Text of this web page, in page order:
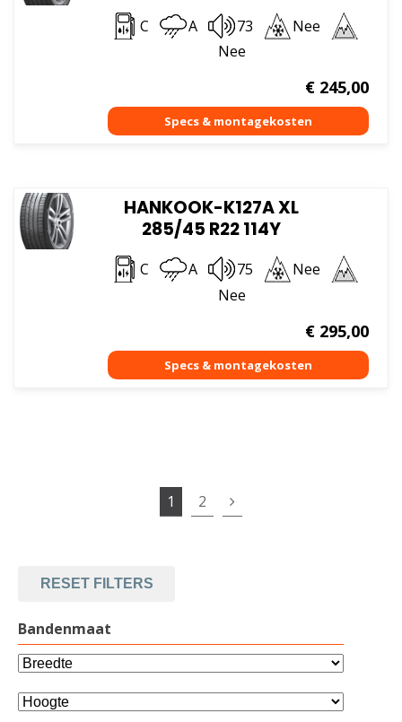
C A 73
Nee
Nee
€245,00
HANKOOK-K127A XL
285/45 R22 114Y
C A 75
Nee
Nee
€295,00
1 2
RESET FILTERS
Bandenmaat